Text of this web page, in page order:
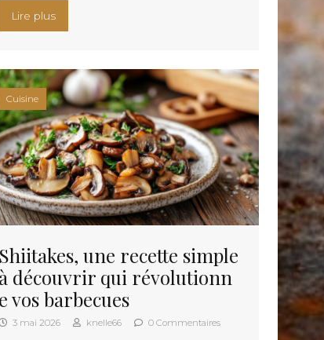
réussie et astuces pour un résultat velouté »
Lire plus« Ces 7 plats du Nouvel An pourraient rendre vos
Cuisine
Shiitakes, une recette simple
à découvrir qui révolutionn
e vos barbecues
3 mai 2026 knelle66 0 Commentaires